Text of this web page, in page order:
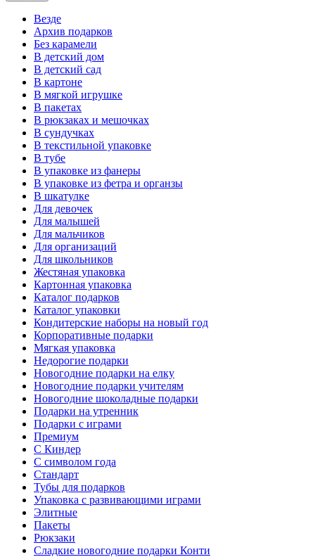
Везде
Архив подарков
Без карамели
В детский дом
В детский сад
В картоне
В мягкой игрушке
В пакетах
В рюкзаках и мешочках
В сундучках
В текстильной упаковке
В тубе
В упаковке из фанеры
В упаковке из фетра и органзы
В шкатулке
Для девочек
Для малышей
Для мальчиков
Для организаций
Для школьников
Жестяная упаковка
Картонная упаковка
Каталог подарков
Каталог упаковки
Кондитерские наборы на новый год
Корпоративные подарки
Мягкая упаковка
Недорогие подарки
Новогодние подарки на елку
Новогодние подарки учителям
Новогодние шоколадные подарки
Подарки на утренник
Подарки с играми
Премиум
С Киндер
С символом года
Стандарт
Тубы для подарков
Упаковка с развивающими играми
Элитные
Пакеты
Рюкзаки
Сладкие новогодние подарки Конти